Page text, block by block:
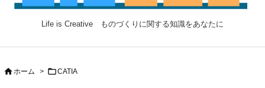
Life is Creative ものづくりに関する知識をあなたに
前へ

ホーム > CATIA